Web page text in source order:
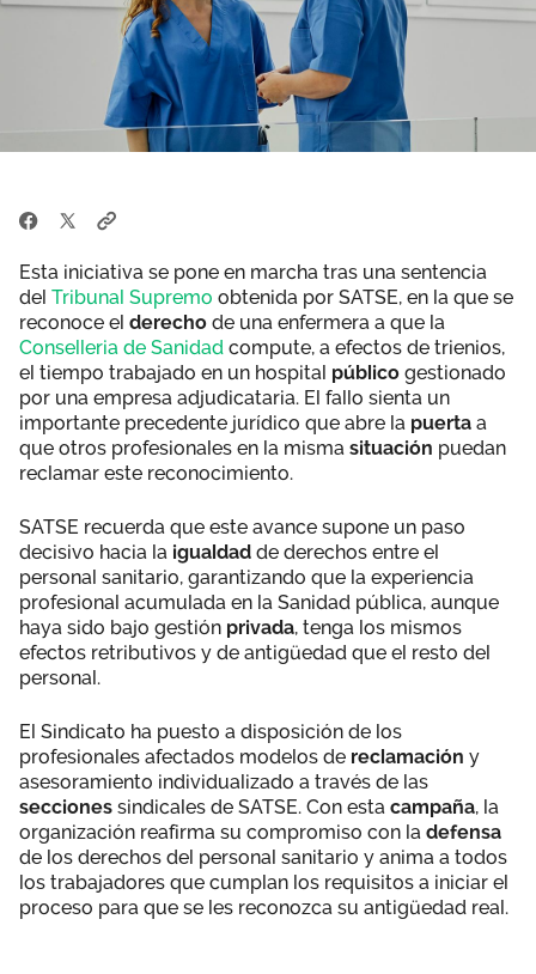
Esta iniciativa se pone en marcha tras una sentencia
del Tribunal Supremo obtenida por SATSE, en la que se
reconoce el derecho de una enfermera a que la
Conselleria de Sanidad compute, a efectos de trienios,
el tiempo trabajado en un hospital público gestionado
por una empresa adjudicataria. El fallo sienta un
importante precedente jurídico que abre la puerta a
que otros profesionales en la misma situación puedan
reclamar este reconocimiento.
SATSE recuerda que este avance supone un paso
decisivo hacia la igualdad de derechos entre el
personal sanitario, garantizando que la experiencia
profesional acumulada en la Sanidad pública, aunque
haya sido bajo gestión privada, tenga los mismos
efectos retributivos y de antigüedad que el resto del
personal.
El Sindicato ha puesto a disposición de los
profesionales afectados modelos de reclamación y
asesoramiento individualizado a través de las
secciones sindicales de SATSE. Con esta campaña, la
organización reafirma su compromiso con la defensa
de los derechos del personal sanitario y anima a todos
los trabajadores que cumplan los requisitos a iniciar el
proceso para que se les reconozca su antigüedad real.